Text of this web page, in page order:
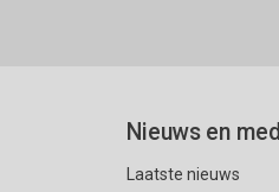
Nieuws en
Laatste nieuws